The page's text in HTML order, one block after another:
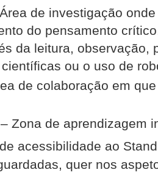
de investigação
do pensamento
da leitura, observação,
ou o uso de
de colaboração em
Zona de aprendizagem
acessibilidade ao
quer nos